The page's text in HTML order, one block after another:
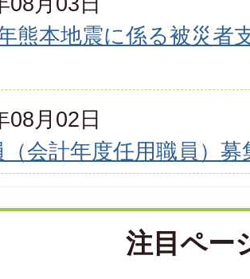
熊本地震に係る被災者
08月02日
会計年度任用職員）募
注目ペー